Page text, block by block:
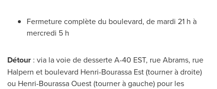
Fermeture complète du boulevard, de mardi 21 h à
mercredi 5 h
Détour : via la voie de desserte A-40 EST, rue Abrams, rue
Halpern et boulevard Henri-Bourassa Est (tourner à droite)
ou Henri-Bourassa Ouest (tourner à gauche) pour les